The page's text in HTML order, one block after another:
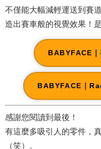
不僅能大幅減輕運送到賽
造出賽車般的視覺效果！
BABYFACE｜
BABYFACE｜
感謝您閱讀到最後！
有這麼多吸引人的零件，
（笑）。